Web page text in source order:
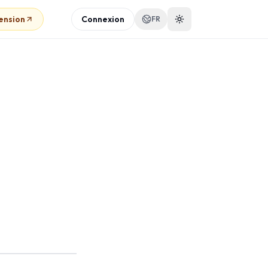
Connexion FR